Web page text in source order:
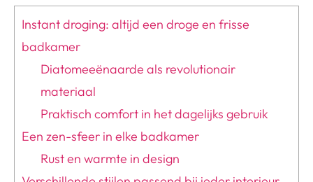
Instant droging: altijd een droge en frisse
badkamer
Diatomeeënaarde als revolutionair
materiaal
Praktisch comfort in het dagelijks gebruik
Een zen-sfeer in elke badkamer
Rust en warmte in design